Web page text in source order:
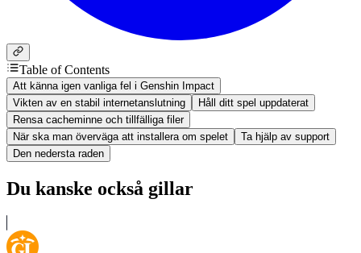
Table of Contents
Att känna igen vanliga fel i Genshin Impact
Vikten av en stabil internetanslutning
Håll ditt spel uppdaterat
Rensa cacheminne och tillfälliga filer
När ska man överväga att installera om spelet
Ta hjälp av support
Den nedersta raden
Du kanske också gillar